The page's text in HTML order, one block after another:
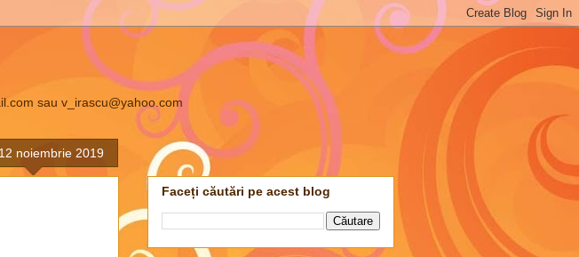
sau v_irascu@yahoo.com
noiembrie 2019
Faceți căutări pe acest blog